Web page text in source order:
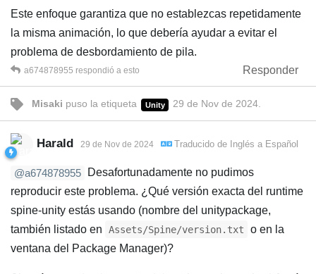
Este enfoque garantiza que no establezcas repetidamente
la misma animación, lo que debería ayudar a evitar el
problema de desbordamiento de pila.
Responder
a674878955 respondió a esto
Misaki puso la etiqueta Unity 29 de Nov de 2024
Harald 29 de Nov de 2024 Traducido de Inglés a Español
@a674878955
Desafortunadamente no pudimos
reproducir este problema. ¿Qué versión exacta del runtime
spine-unity estás usando (nombre del unitypackage,
también listado en
Assets/Spine/version.txt
o en la
ventana del Package Manager)?